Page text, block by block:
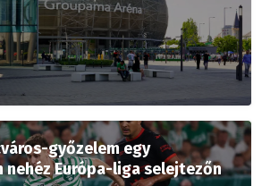
győzelem egy
Európa-liga selejtezőn